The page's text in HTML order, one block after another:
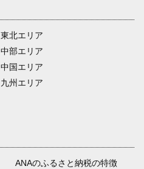
東北エリア
中部エリア
中国エリア
九州エリア
ANAのふるさと納税の特徴